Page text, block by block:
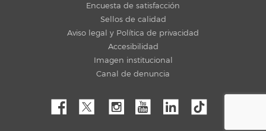
Encuesta de satisfacción
Sellos de calidad
Aviso legal y Política de privacidad
Accesibilidad
Imagen institucional
Canal de denuncia